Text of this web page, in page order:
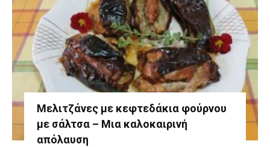
Μελιτζάνες με κεφτεδάκια φούρνου
με σάλτσα – Μια καλοκαιρινή
απόλαυση